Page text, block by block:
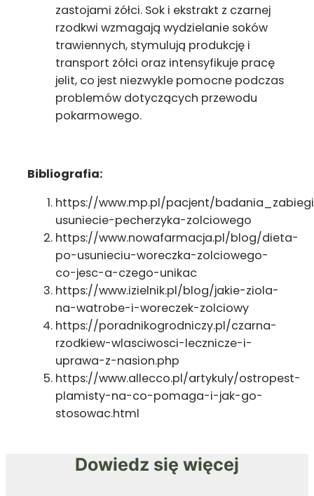
zastojami żółci. Sok i ekstrakt z czarnej
rzodkwi wzmagają wydzielanie soków
trawiennych, stymulują produkcję i
transport żółci oraz intensyfikuje pracę
jelit, co jest niezwykle pomocne podczas
problemów dotyczących przewodu
pokarmowego.
Bibliografia:
https://www.mp.pl/pacjent/
usuniecie-pecherzyka-zolciowego
https://www.nowafarmacja.pl/blog/dieta-
po-usunieciu-woreczka-zolciowego-
co-jesc-a-czego-unikac
https://www.izielnik.pl/blog/jakie-ziola-
na-watrobe-i-woreczek-zolciowy
https://poradnikogrodniczy.pl/czarna-
rzodkiew-wlasciwosci-lecznicze-i-
uprawa-z-nasion.php
https://www.allecco.pl/artykuly/ostropest-
plamisty-na-co-pomaga-i-jak-go-
stosowac.html
Dowiedz się więcej